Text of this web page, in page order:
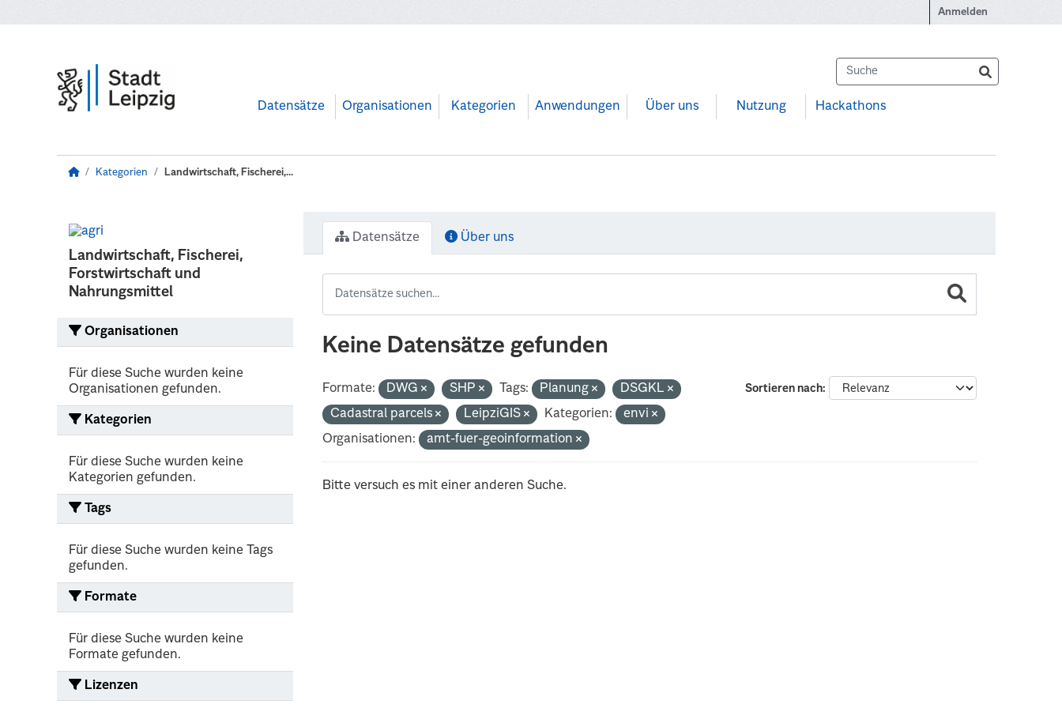
Anmelden
Datensätze Organisationen Kategorien Anwendungen Über uns Nutzung Hackathons
Kategorien Landwirtschaft, Fischerei,...
Landwirtschaft, Fischerei,
Forstwirtschaft und
Nahrungsmittel
Organisationen
Für diese Suche wurden keine
Organisationen gefunden.
Kategorien
Für diese Suche wurden keine
Kategorien gefunden.
Tags
Für diese Suche wurden keine Tags
gefunden.
Formate
Für diese Suche wurden keine
Formate gefunden.
Lizenzen
Datensätze Über uns
Keine Datensätze gefunden
Sortieren nach
Formate: DWG SHP Tags: Planung
DSGKL
Cadastral parcels
LeipziGIS Kategorien:
envi
Organisationen:
amt-fuer-geoinformation
Bitte versuch es mit einer anderen Suche.